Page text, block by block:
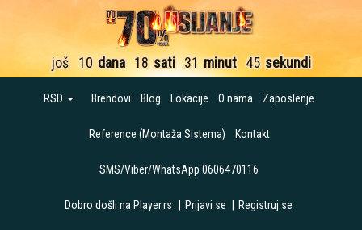
još 10 dana 18 sati 31 minut 45 sekundi
RSD Brendovi Blog Lokacije O nama Zaposlenje
Reference (Montaža Sistema) Kontakt
SMS/Viber/WhatsApp 0606470116
Dobro došli na Player.rs Prijavi se Registruj se